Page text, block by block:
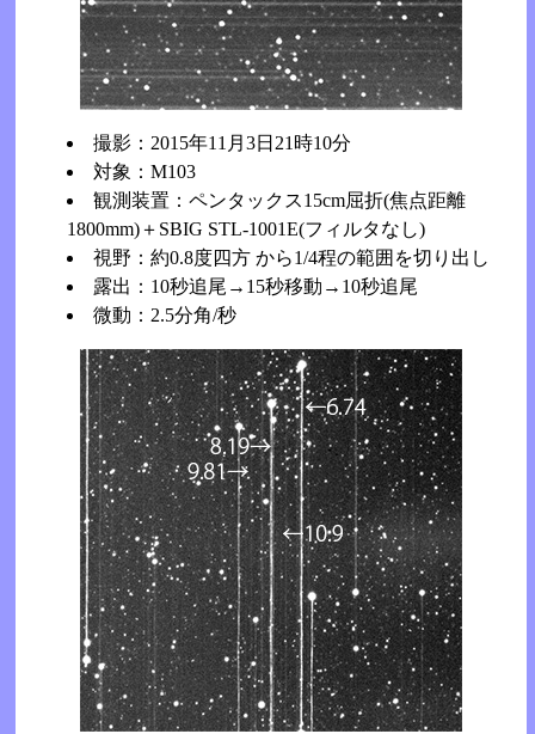
撮影：2015年11月3日21時10分
対象：M103
観測装置：ペンタックス15cm屈折(焦点距離
1800mm)＋SBIG STL-1001E(フィルタなし)
視野：約0.8度四方 から1/4程の範囲を切り出し
露出：10秒追尾→15秒移動→10秒追尾
微動：2.5分角/秒